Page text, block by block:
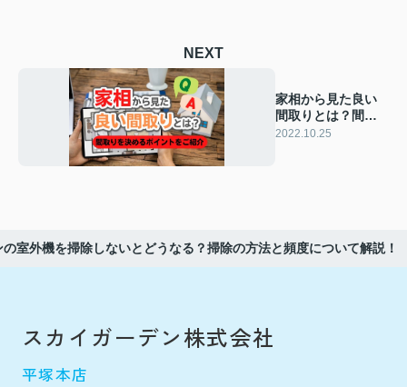
NEXT
家相から見た良い
間取りとは？間取
りを決めるポイン
2022.10.25
室外機を掃除しないとどうなる？掃除の方法と頻度について解説！
スカイガーデン株式会社
平塚本店